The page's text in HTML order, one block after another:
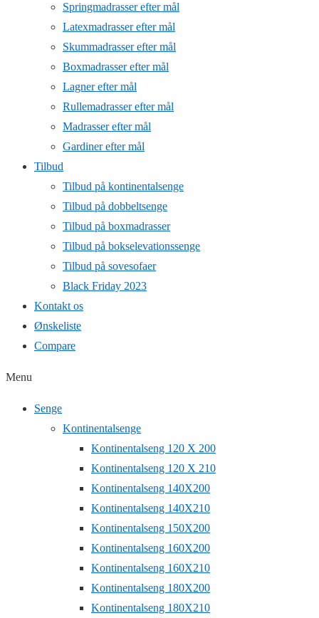
Springmadrasser efter mål
Latexmadrasser efter mål
Skummadrasser efter mål
Boxmadrasser efter mål
Lagner efter mål
Rullemadrasser efter mål
Madrasser efter mål
Gardiner efter mål
Tilbud
Tilbud på kontinentalsenge
Tilbud på dobbeltsenge
Tilbud på boxmadrasser
Tilbud på bokselevationssenge
Tilbud på sovesofaer
Black Friday 2023
Kontakt os
Ønskeliste
Compare
Menu
Senge
Kontinentalsenge
Kontinentalseng 120 X 200
Kontinentalseng 120 X 210
Kontinentalseng 140X200
Kontinentalseng 140X210
Kontinentalseng 150X200
Kontinentalseng 160X200
Kontinentalseng 160X210
Kontinentalseng 180X200
Kontinentalseng 180X210